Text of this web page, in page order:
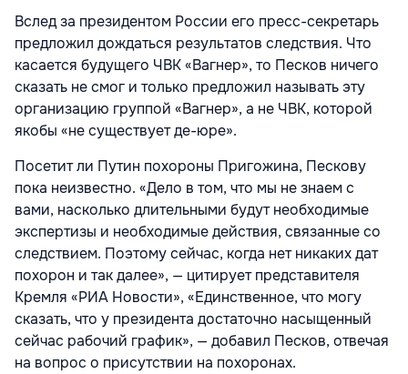
Вслед за президентом России его пресс-секретарь
предложил дождаться результатов следствия. Что
касается будущего ЧВК «Вагнер», то Песков ничего
сказать не смог и только предложил называть эту
организацию группой «Вагнер», а не ЧВК, которой
якобы «не существует де-юре».
Посетит ли Путин похороны Пригожина, Пескову
пока неизвестно. «Дело в том, что мы не знаем с
вами, насколько длительными будут необходимые
экспертизы и необходимые действия, связанные со
следствием. Поэтому сейчас, когда нет никаких дат
похорон и так далее», — цитирует представителя
Кремля «РИА Новости», «Единственное, что могу
сказать, что у президента достаточно насыщенный
сейчас рабочий график», — добавил Песков, отвечая
на вопрос о присутствии на похоронах.